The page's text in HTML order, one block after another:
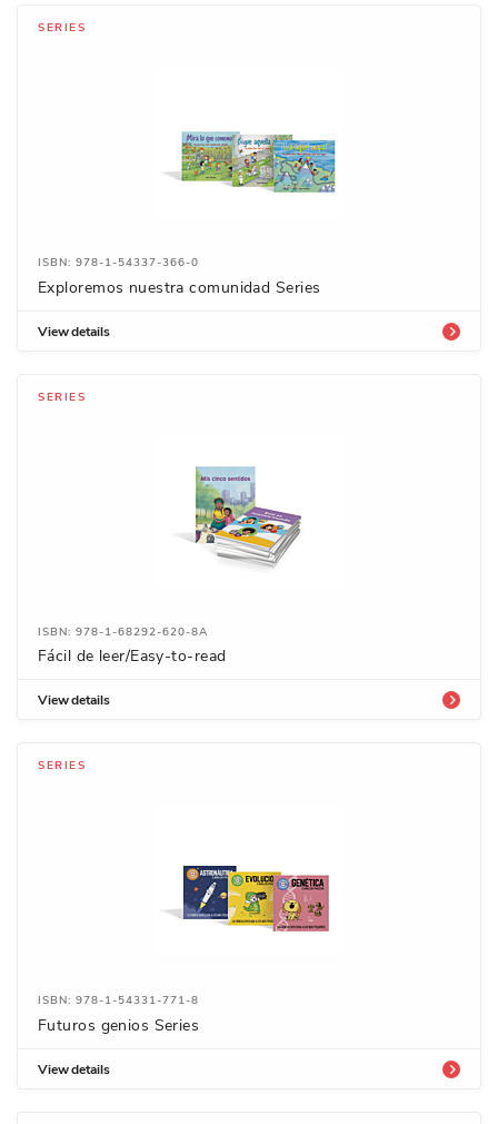
SERIES
ISBN: 978-1-54337-366-0
Exploremos nuestra comunidad Series
View details
SERIES
ISBN: 978-1-68292-620-8A
Fácil de leer/Easy-to-read
View details
SERIES
ISBN: 978-1-54331-771-8
Futuros genios Series
View details